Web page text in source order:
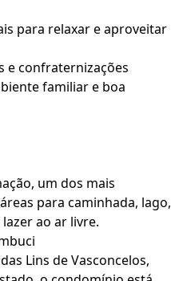
para relaxar e aproveitar
e confraternizações
familiar e boa
um dos mais
para caminhada, lago,
ao ar livre.
Lins de Vasconcelos,